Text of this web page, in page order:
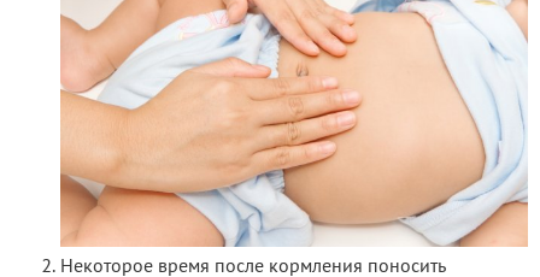
Некоторое время после кормления поносить